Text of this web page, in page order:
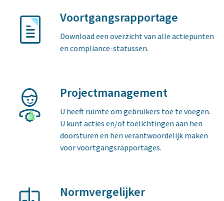
Voortgangsrapportage
Download een overzicht van alle actiepunten
en compliance-statussen.
Projectmanagement
U heeft ruimte om gebruikers toe te voegen.
U kunt acties en/of toelichtingen aan hen
doorsturen en hen verantwoordelijk maken
voor voortgangsrapportages.
Normvergelijker